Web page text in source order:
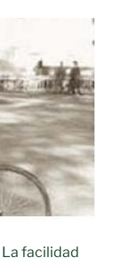
La facilidad